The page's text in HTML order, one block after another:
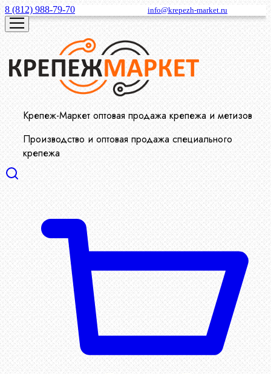
8 (812) 988-79-70 info@krepezh-market.ru
Крепеж-Маркет оптовая продажа крепежа и метизов
Производство и оптовая продажа специального
крепежа